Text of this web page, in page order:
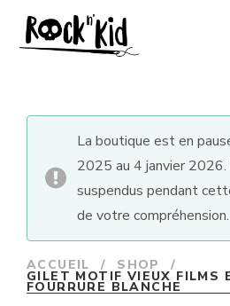
La boutique est en
2025 au 4 janvier
suspendus pendant
de votre compréhension.
ACCUEIL / SHOP /
GILET MOTIF VIEUX FILMS
FOURRURE BLANCHE